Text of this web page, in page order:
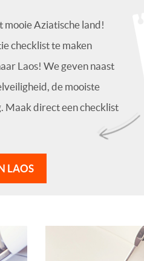
mooie Aziatische land!
checklist te maken
Laos! We geven naast
de mooiste
Maak direct een checklist
LAOS